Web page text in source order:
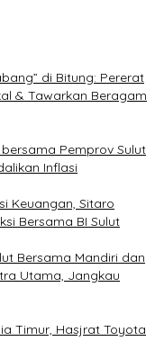
di Bitung: Pererat
& Tawarkan Beragam
Pemprov Sulut
Inflasi
Keuangan, Sitaro
Bersama BI Sulut
Bersama Mandiri dan
Utama, Jangkau
Timur, Hasjrat Toyota